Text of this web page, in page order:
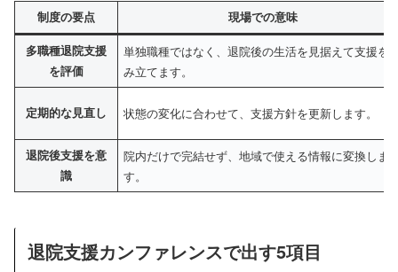
制度の要点 現場での意味
多職種退院支援
を評価
単独職種ではなく、退院後の生活を見据えて支援を
み立てます。
定期的な見直し 状態の変化に合わせて、支援方針を更新します。
退院後支援を意
識
院内だけで完結せず、地域で使える情報に変換しま
す。
退院支援カンファレンスで出す5項目